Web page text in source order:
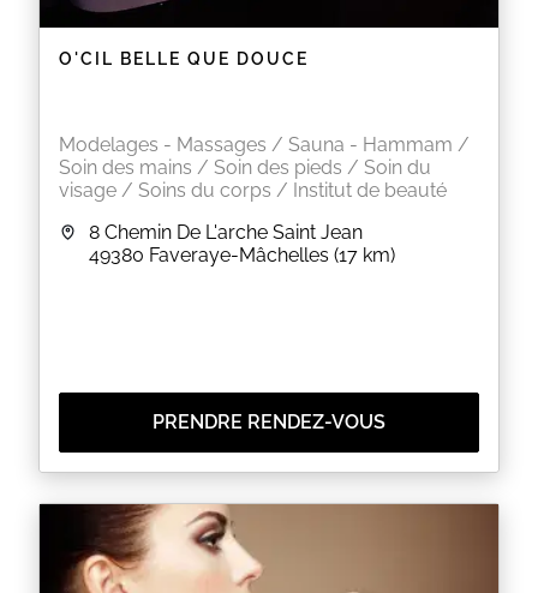
O'CIL BELLE QUE DOUCE
Modelages - Massages / Sauna - Hammam /
Soin des mains / Soin des pieds / Soin du
visage / Soins du corps / Institut de beauté
8 Chemin De L'arche Saint Jean
49380 Faveraye-Mâchelles (17 km)
PRENDRE RENDEZ-VOUS